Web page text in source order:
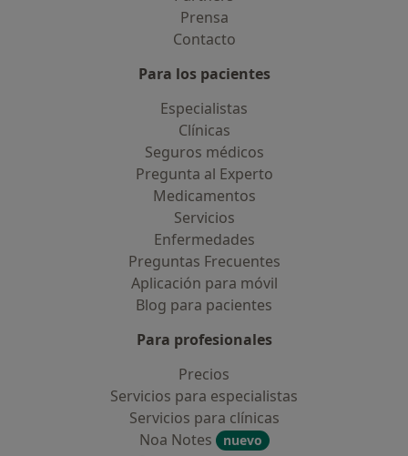
Prensa
Contacto
Para los pacientes
Especialistas
Clínicas
Seguros médicos
Pregunta al Experto
Medicamentos
Servicios
Enfermedades
Preguntas Frecuentes
Aplicación para móvil
Blog para pacientes
Para profesionales
Precios
Servicios para especialistas
Servicios para clínicas
Noa Notes
nuevo